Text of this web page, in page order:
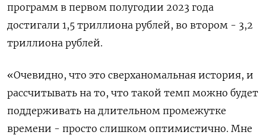
программ в первом полугодии 2023 года
достигали 1,5 триллиона рублей, во втором - 3,2
триллиона рублей.
«Очевидно, что это сверханомальная история, и
рассчитывать на то, что такой темп можно будет
поддерживать на длительном промежутке
времени - просто слишком оптимистично. Мне